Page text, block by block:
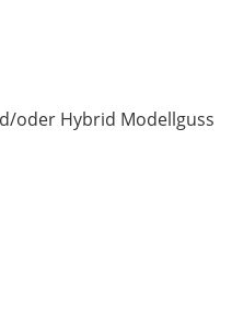
oder Hybrid Modellguss